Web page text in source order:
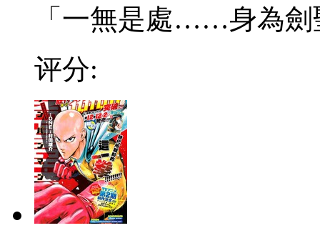
「一無是處……身為劍
评分: